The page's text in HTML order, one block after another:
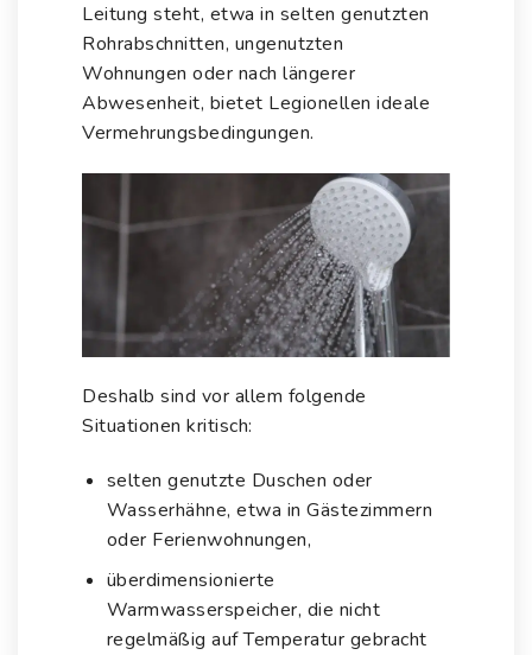
Leitung steht, etwa in selten genutzten
Rohrabschnitten, ungenutzten
Wohnungen oder nach längerer
Abwesenheit, bietet Legionellen ideale
Vermehrungsbedingungen.
Deshalb sind vor allem folgende
Situationen kritisch:
selten genutzte Duschen oder
Wasserhähne, etwa in Gästezimmern
oder Ferienwohnungen,
überdimensionierte
Warmwasserspeicher, die nicht
regelmäßig auf Temperatur gebracht